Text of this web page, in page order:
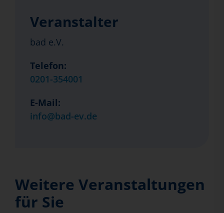
Veranstalter
bad e.V.
Telefon:
0201-354001
E-Mail:
info@bad-ev.de
Weitere Veranstaltungen
für Sie